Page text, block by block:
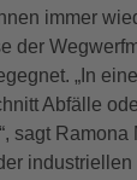
immer
der
„In
Abfälle
sagt Ramona